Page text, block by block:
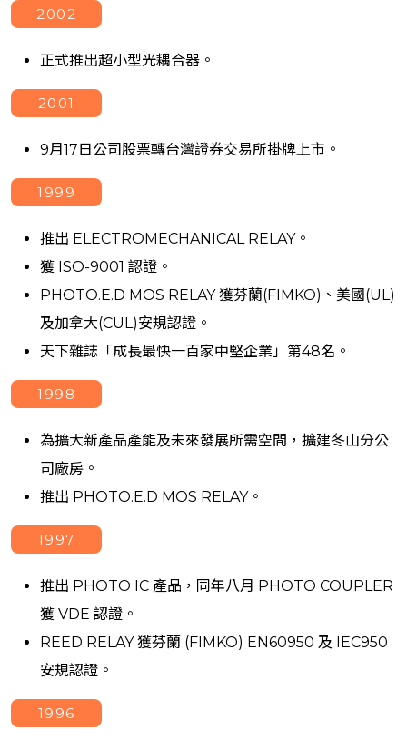
2002
正式推出超小型光耦合器。
2001
9月17日公司股票轉台灣證券交易所掛牌上市。
1999
推出 ELECTROMECHANICAL RELAY。
獲 ISO-9001 認證。
PHOTO.E.D MOS RELAY 獲芬蘭(FIMKO)、美國(UL)
及加拿大(CUL)安規認證。
天下雜誌「成長最快一百家中堅企業」第48名。
1998
為擴大新產品產能及未來發展所需空間，擴建冬山分公
司廠房。
推出 PHOTO.E.D MOS RELAY。
1997
推出 PHOTO IC 產品，同年八月 PHOTO COUPLER
獲 VDE 認證。
REED RELAY 獲芬蘭 (FIMKO) EN60950 及 IEC950
安規認證。
1996